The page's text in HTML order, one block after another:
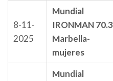
8-11-
2025
Mundial
IRONMAN 70.3
Marbella-
mujeres
Mundial